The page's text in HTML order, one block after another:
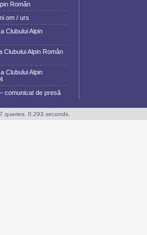
Român
om / urs
Clubului Alpin
Clubului Alpin Român
Clubului Alpin
comunicat de presă
queries. 0.293 seconds.